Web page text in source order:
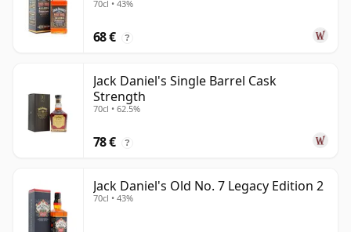
70cl • 43%
68 € ?
Jack Daniel's Single Barrel Cask
Strength
70cl • 62.5%
78 € ?
Jack Daniel's Old No. 7 Legacy Edition 2
70cl • 43%